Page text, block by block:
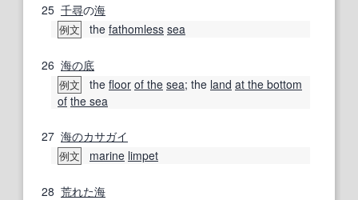
25 千尋の海
例文 the fathomless sea
26 海の底
例文 the floor of the sea; the land at the bottom
of the sea
27 海のカサガイ
例文 marine limpet
28 荒れた海